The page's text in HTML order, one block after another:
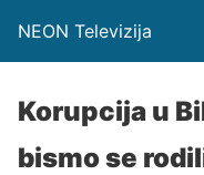
NEON Televizija
Korupcija u
bismo se